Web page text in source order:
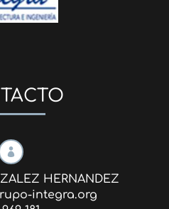

HERNANDEZ
integra.org